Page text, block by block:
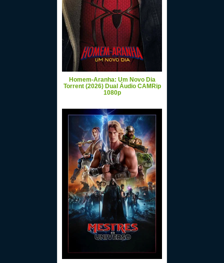
Homem-Aranha: Um Novo Dia
Torrent (2026) Dual Áudio CAMRip
1080p